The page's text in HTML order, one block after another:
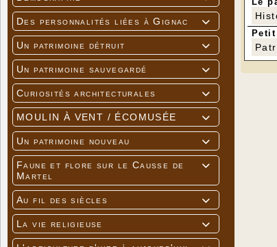

Des personnalités liées à Gignac

Un patrimoine détruit

Un patrimoine sauvegardé

Curiosités architecturales

MOULIN À VENT / ÉCOMUSÉE

Un patrimoine nouveau

Faune et flore sur le Causse de
Martel

Au fil des siècles

La vie religieuse